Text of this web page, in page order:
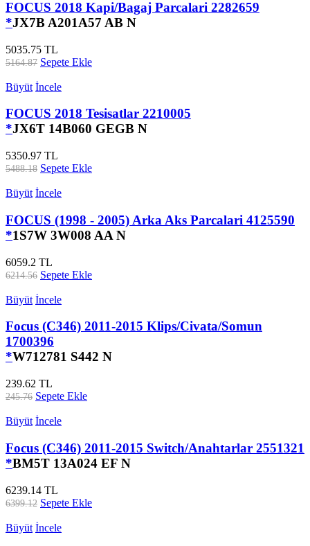
FOCUS 2018 Kapi/Bagaj Parcalari 2282659
*JX7B A201A57 AB N
5035.75 TL
5164.87 Sepete Ekle
Büyüt İncele
FOCUS 2018 Tesisatlar 2210005
*JX6T 14B060 GEGB N
5350.97 TL
5488.18 Sepete Ekle
Büyüt İncele
FOCUS (1998 - 2005) Arka Aks Parcalari 4125590
*1S7W 3W008 AA N
6059.2 TL
6214.56 Sepete Ekle
Büyüt İncele
Focus (C346) 2011-2015 Klips/Civata/Somun
1700396
*W712781 S442 N
239.62 TL
245.76 Sepete Ekle
Büyüt İncele
Focus (C346) 2011-2015 Switch/Anahtarlar 2551321
*BM5T 13A024 EF N
6239.14 TL
6399.12 Sepete Ekle
Büyüt İncele